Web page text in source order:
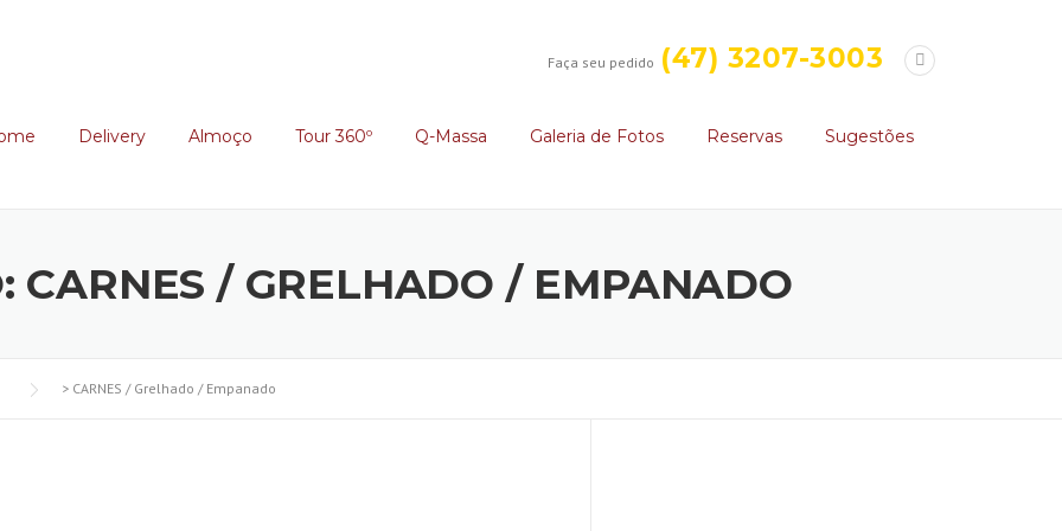
Faça seu pedido (47) 3207-3003
Delivery Almoço Tour 360º Q-Massa Galeria de Fotos Reservas Sugestões
CARNES / GRELHADO / EMPANADO
> CARNES / Grelhado / Empanado